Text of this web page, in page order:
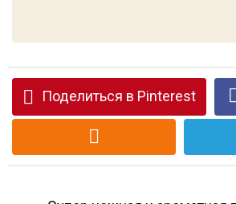
Поделиться в Pinterest